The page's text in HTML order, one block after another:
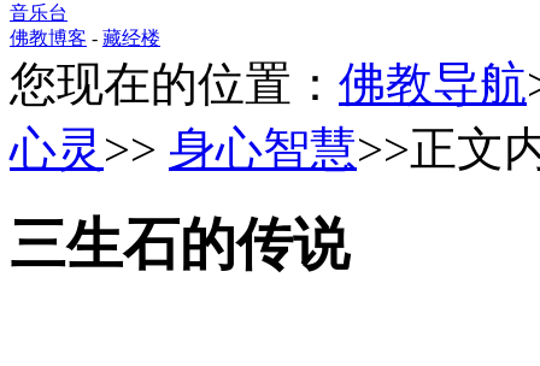
音乐台
佛教博客 - 藏经楼
您现在的位置： 佛教导航
心灵 >> 身心智慧>>正文
三生石的传说